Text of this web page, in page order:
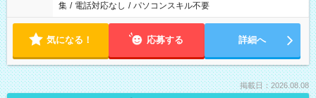
集 / 電話対応なし / パソコンスキル不要
気になる！ 応募する 詳細へ
掲載日：2026.08.08